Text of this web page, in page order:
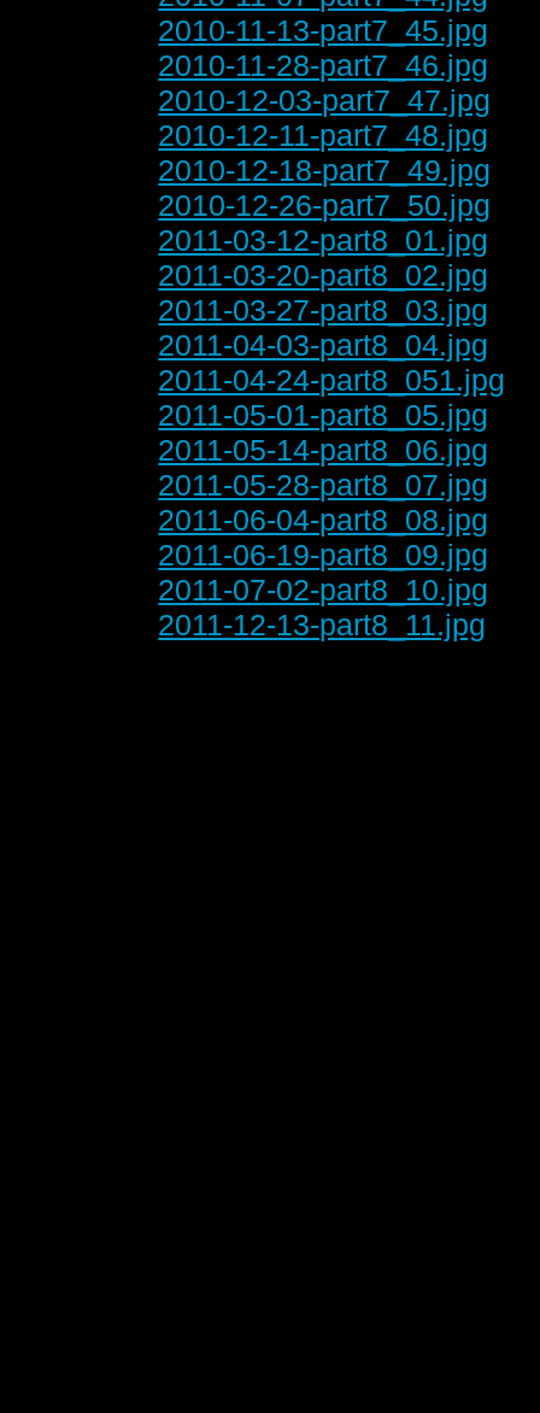
2010-11-13-part7_45.jpg
2010-11-28-part7_46.jpg
2010-12-03-part7_47.jpg
2010-12-11-part7_48.jpg
2010-12-18-part7_49.jpg
2010-12-26-part7_50.jpg
2011-03-12-part8_01.jpg
2011-03-20-part8_02.jpg
2011-03-27-part8_03.jpg
2011-04-03-part8_04.jpg
2011-04-24-part8_051.jpg
2011-05-01-part8_05.jpg
2011-05-14-part8_06.jpg
2011-05-28-part8_07.jpg
2011-06-04-part8_08.jpg
2011-06-19-part8_09.jpg
2011-07-02-part8_10.jpg
2011-12-13-part8_11.jpg